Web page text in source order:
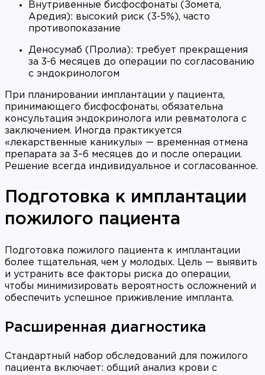
Внутривенные бисфосфонаты (Зомета,
Аредия): высокий риск (3-5%), часто
противопоказание
Деносумаб (Пролиа): требует прекращения
за 3-6 месяцев до операции по согласованию
с эндокринологом
При планировании имплантации у пациента,
принимающего бисфосфонаты, обязательна
консультация эндокринолога или ревматолога с
заключением. Иногда практикуется
«лекарственные каникулы» — временная отмена
препарата за 3–6 месяцев до и после операции.
Решение всегда индивидуальное и согласованное.
Подготовка к имплантации
пожилого пациента
Подготовка пожилого пациента к имплантации
более тщательная, чем у молодых. Цель — выявить
и устранить все факторы риска до операции,
чтобы минимизировать вероятность осложнений и
обеспечить успешное приживление импланта.
Расширенная диагностика
Стандартный набор обследований для пожилого
пациента включает: общий анализ крови с